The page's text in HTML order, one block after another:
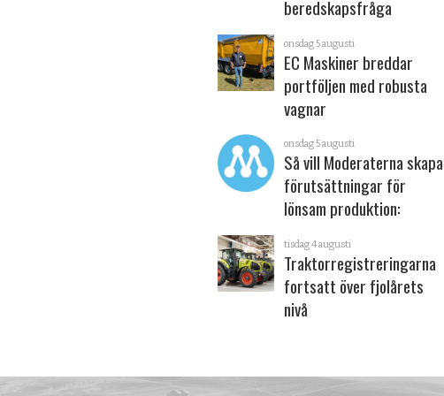
beredskapsfråga
onsdag 5 augusti
EC Maskiner breddar
portföljen med robusta
vagnar
onsdag 5 augusti
Så vill Moderaterna skapa
förutsättningar för
lönsam produktion:
tisdag 4 augusti
Traktorregistreringarna
fortsatt över fjolårets
nivå